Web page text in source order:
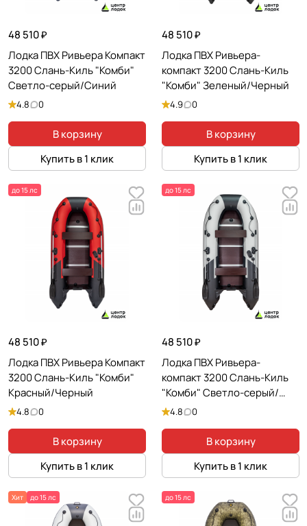
48 510 ₽
Лодка ПВХ Ривьера Компакт
3200 Слань-Киль "Комби"
Светло-серый/Синий
4.8 0
В корзину
Купить в 1 клик
48 510 ₽
Лодка ПВХ Ривьера-
компакт 3200 Слань-Киль
"Комби" Зеленый/Черный
4.9 0
В корзину
Купить в 1 клик
до 15 лс
48 510 ₽
Лодка ПВХ Ривьера Компакт
3200 Слань-Киль "Комби"
Красный/Черный
4.8 0
В корзину
Купить в 1 клик
до 15 лс
48 510 ₽
Лодка ПВХ Ривьера-
компакт 3200 Слань-Киль
"Комби" Светло-серый/
Черный
4.8 0
В корзину
Купить в 1 клик
Хит до 15 лс до 15 лс